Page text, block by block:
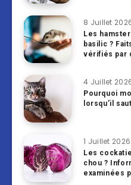
8 Juillet
Les
basilic ?
vérifiés par
4 Juillet
Pourquoi
lorsqu’il
1 Juillet 2026
Les
chou ?
examinées